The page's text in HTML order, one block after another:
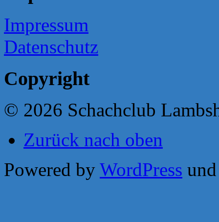
Impressum
Datenschutz
Copyright
© 2026 Schachclub
Zurück nach oben
Powered by WordPress